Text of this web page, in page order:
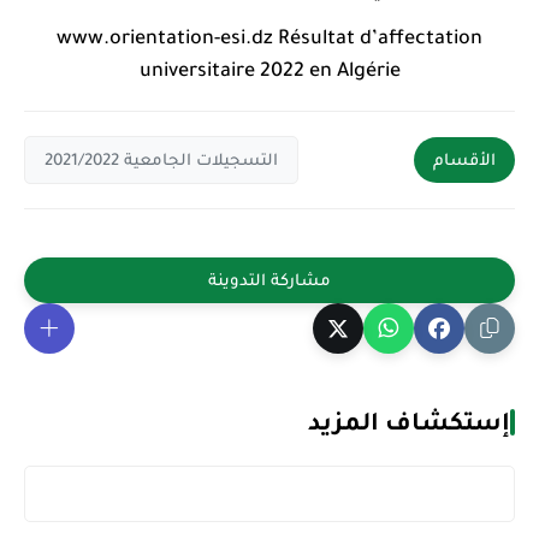
www.orientation-esi.dz Résultat d’affectation
universitaire 2022 en Algérie
الأقسام التسجيلات الجامعية 2021/2022
إستكشاف المزيد